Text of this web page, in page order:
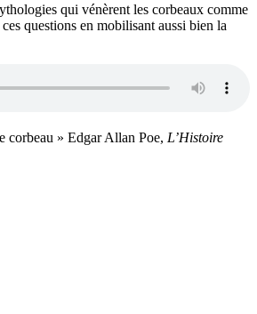
qui vénèrent les corbeaux comme
questions en mobilisant aussi bien la
corbeau » Edgar Allan Poe, L’Histoire